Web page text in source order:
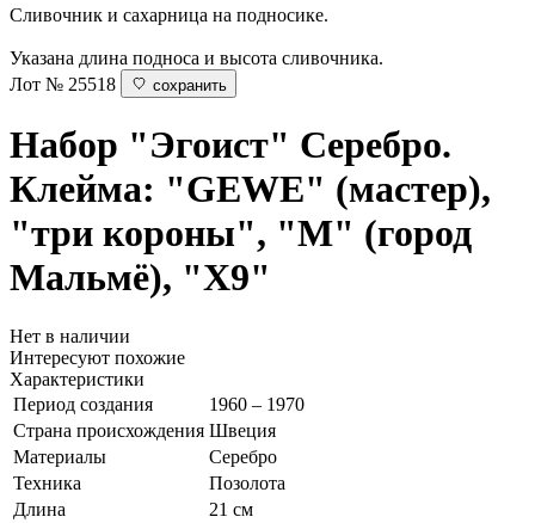
Сливочник и сахарница на подносике.
Указана длина подноса и высота сливочника.
Лот № 25518
сохранить
Набор "Эгоист" Серебро.
Клейма: "GEWE" (мастер),
"три короны", "M" (город
Мальмё), "X9"
Нет в наличии
Интересуют похожие
Характеристики
Период создания
1960 – 1970
Страна происхождения Швеция
Материалы
Серебро
Техника
Позолота
Длина
21 см